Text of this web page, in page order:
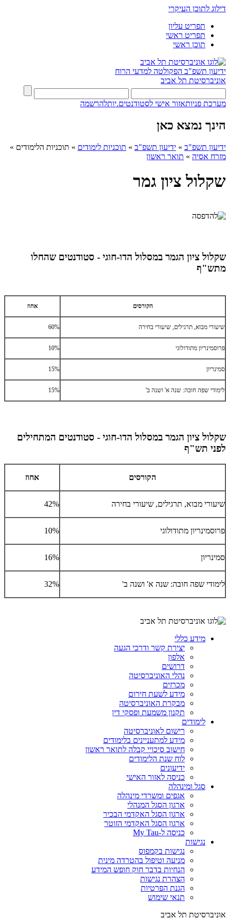
דילוג לתוכן העיקרי
תפריט עליון
תפריט ראשי
תוכן ראשי
ידיעון תשפ"ב הפקולטה למדעי הרוח
אוניברסיטת תל אביב
מערכת פניותאזור אישי לסטודנטים.יותלהרשמה
הינך נמצא כאן
ידיעון תשפ"ב » ידיעון תשפ"ב » תוכניות לימודים » תוכניות הלימודים »
מזרח אסיה » תואר ראשון
שקלול ציון גמר
שקלול ציון הגמר במסלול הדו-חוגי - סטודנטים שהחלו
מתש"ף
הקורסים אחוז
שיעורי מבוא, תרגילים, שיעורי בחירה 60%
פרוסמינריון מתודולוגי 10%
סמינריון 15%
לימודי שפה חובה: שנה א' ושנה ב' 15%
שקלול ציון הגמר במסלול הדו-חוגי - סטודנטים המתחילים
לפני תש"ף
הקורסים אחוז
שיעורי מבוא, תרגילים, שיעורי בחירה 42%
פרוסמינריון מתודולוגי 10%
סמינריון 16%
לימודי שפה חובה: שנה א' ושנה ב' 32%
מידע כללי
יצירת קשר ודרכי הגעה
אלפון
דרושים
נהלי האוניברסיטה
מכרזים
מידע לשעת חירום
מבקרת האוניברסיטה
תקנון משמעת ופסקי דין
לימודים
רישום לאוניברסיטה
מידע למתעניינים בלימודים
חישוב סיכויי קבלה לתואר ראשון
לוח שנת הלימודים
ידיעונים
כניסה לאזור האישי
סגל ומינהלה
אגפים ומשרדי מינהלה
ארגון הסגל המנהלי
ארגון הסגל האקדמי הבכיר
ארגון הסגל האקדמי הזוטר
כניסה ל-My Tau
נגישות
נגישות בקמפוס
מניעה וטיפול בהטרדה מינית
הנחיות בדבר חוק חופש המידע
הצהרת נגישות
הגנת הפרטיות
תנאי שימוש
אוניברסיטת תל אביב